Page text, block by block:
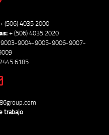
+ (506) 4035 2000
+ (506) 4035 2020
9004-9005-9006-9007-
6185
trabajo